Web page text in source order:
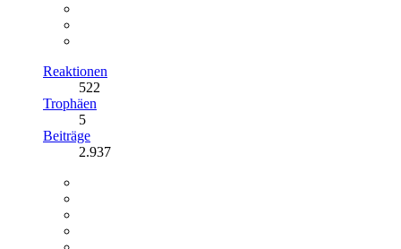
Reaktionen
522
Trophäen
5
Beiträge
2.937